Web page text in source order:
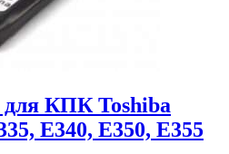
КПК Toshiba
E340, E350, E355